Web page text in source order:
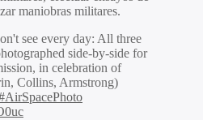
maniobras militares.
see every day: All three
side-by-side for
in celebration of
Collins, Armstrong)